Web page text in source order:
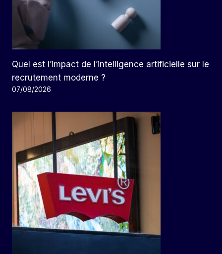
Quel est l’impact de l’intelligence artificielle sur le
recrutement moderne ?
07/08/2026